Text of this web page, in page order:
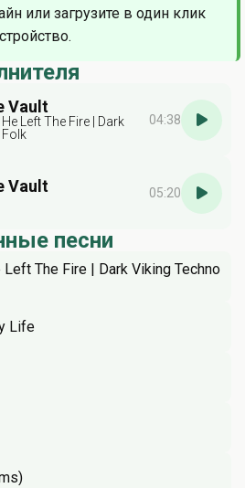
или загрузите в один клик
Vault
Left The Fire | Dark
04:38
Vault 05:20
песни
The Fire | Dark Viking Techno
Life